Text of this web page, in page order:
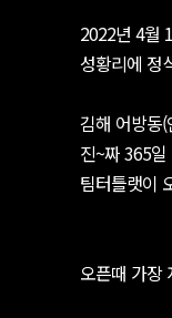
2022년 4월
성황리에 정
김해 어방동
진~짜 365
팀터틀랫이
오픈때 가장